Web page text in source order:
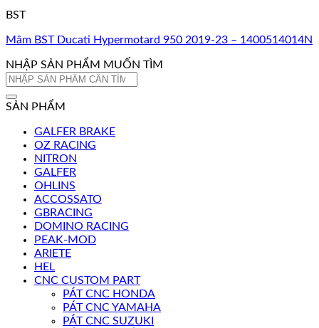
BST
Mâm BST Ducati Hypermotard 950 2019-23 – 1400514014N
NHẬP SẢN PHẨM MUỐN TÌM
Tìm
SẢN PHẨM
GALFER BRAKE
OZ RACING
NITRON
GALFER
OHLINS
ACCOSSATO
GBRACING
DOMINO RACING
PEAK-MOD
ARIETE
HEL
CNC CUSTOM PART
PÁT CNC HONDA
PÁT CNC YAMAHA
PÁT CNC SUZUKI